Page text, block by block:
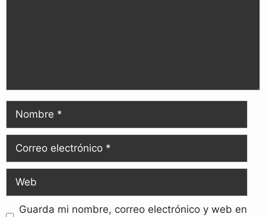
Guarda mi nombre, correo electrónico y web en